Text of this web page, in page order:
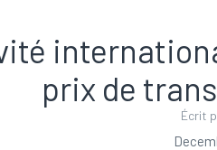
prix de
Écrit